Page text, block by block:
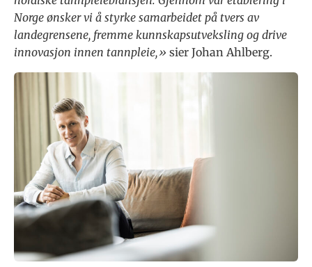
Norge ønsker vi å styrke samarbeidet på tvers av
landegrensene, fremme kunnskapsutveksling og drive
innovasjon innen tannpleie,» sier Johan Ahlberg.